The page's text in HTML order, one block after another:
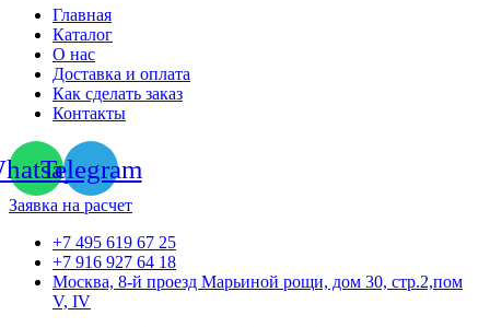
Главная
Каталог
О нас
Доставка и оплата
Как сделать заказ
Контакты
Telegram
Заявка на расчет
+7 495 619 67 25
+7 916 927 64 18
Москва, 8-й проезд Марьиной рощи, дом 30, стр.2,пом
V, IV